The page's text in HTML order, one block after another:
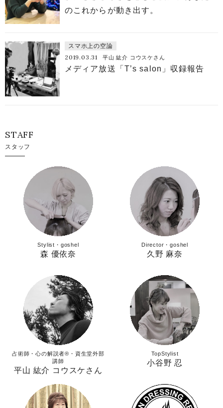
のこれからが動き出す。
スマホ上の空論
2019.03.31 平山 紘介 コウスケさん
メディア放送「T’s salon」収録報告
STAFF
スタッフ
Stylist・goshel
森 優依奈
Director・goshel
久野 麻奈
占術師・心の解説者®︎・資生堂外部
講師
平山 紘介 コウスケさん
TopStylist
小谷野 忍